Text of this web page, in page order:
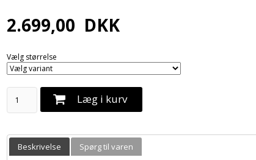
2.699,00 DKK
Vælg størrelse
Læg i kurv
Beskrivelse
Spørg til varen